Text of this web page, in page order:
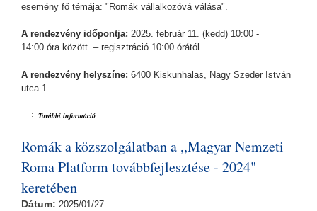
esemény fő témája: "Romák vállalkozóvá válása".
A rendezvény időpontja: 2025. február 11. (kedd) 10:00 -
14:00 óra között. – regisztráció 10:00 órától
A rendezvény helyszíne: 6400 Kiskunhalas, Nagy Szeder István
utca 1.
További információ
Romák a közszolgálatban a ,,Magyar Nemzeti
Roma Platform továbbfejlesztése - 2024"
keretében
Dátum: 2025/01/27